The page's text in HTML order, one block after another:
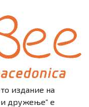
издание на
и дружење“ е